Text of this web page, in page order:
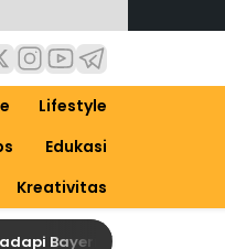
Lifestyle
Edukasi
Kreativitas
Tanpa Gelandang Kunci